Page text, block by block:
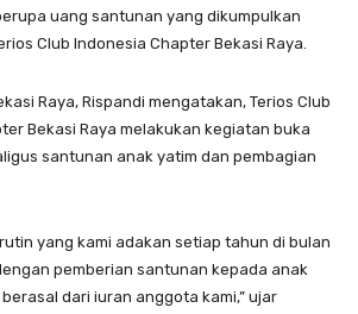
uang santunan yang dikumpulkan
Club Indonesia Chapter Bekasi Raya.
Raya, Rispandi mengatakan, Terios Club
Bekasi Raya melakukan kegiatan buka
santunan anak yatim dan pembagian
yang kami adakan setiap tahun di bulan
pemberian santunan kepada anak
dari iuran anggota kami,” ujar